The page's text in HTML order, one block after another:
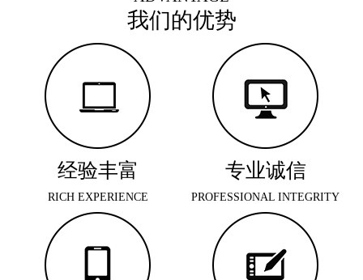
我们的优势
经验丰富
RICH EXPERIENCE
专业诚信
PROFESSIONAL INTEGRITY